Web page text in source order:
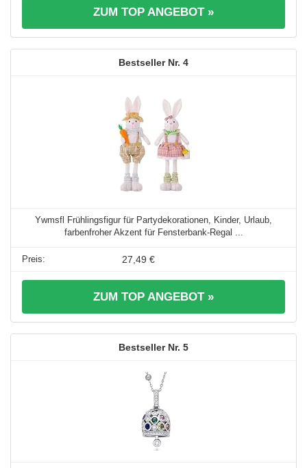
ZUM TOP ANGEBOT »
4
Ywmsfl Frühlingsfigur für Partydekorationen, Kinder, Urlaub,
farbenfroher Akzent für Fensterbank-Regal ...
27,49 €
ZUM TOP ANGEBOT »
5